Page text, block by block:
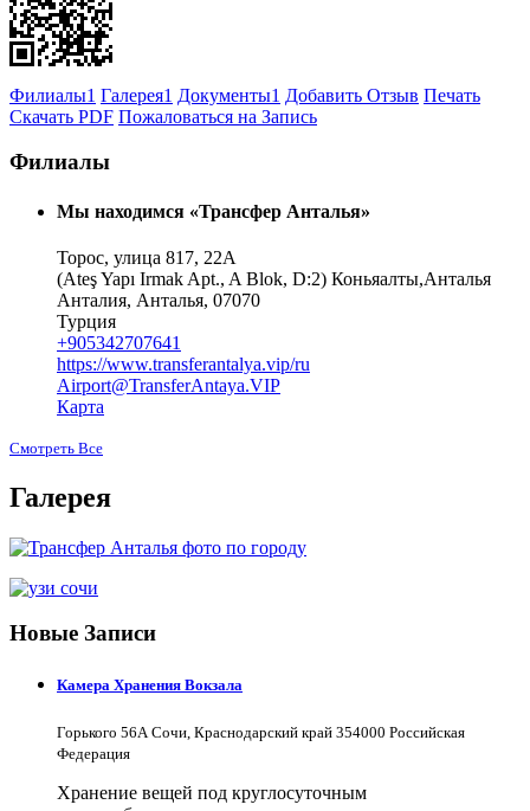
Филиалы1 Галерея1 Документы1 Добавить Отзыв Печать
Скачать PDF Пожаловаться на Запись
Филиалы
Мы находимся «Трансфер Анталья»
Торос, улица 817, 22A
(Ateş Yapı Irmak Apt., A Blok, D:2) Коньяалты,Анталья
Анталия, Анталья, 07070
Турция
+905342707641
https://www.transferantalya.vip/ru
Airport@TransferAntaya.VIP
Карта
Смотреть Все
Галерея
Новые Записи
Камера Хранения Вокзала
Горького 56А Сочи, Краснодарский край 354000 Российская
Федерация
Хранение вещей под круглосуточным